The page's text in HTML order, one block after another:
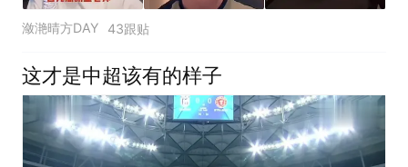
潋滟晴方DAY 43跟贴
这才是中超该有的样子